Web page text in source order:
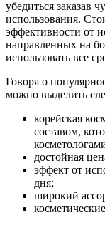
убедиться заказав
использования.
эффективности от
направленных на
использовать все
Говоря о
можно выделить
корейская
составом,
достойная
эффект от
дня;
широкий